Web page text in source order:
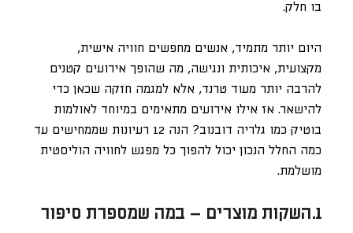
בו חלק.
היום יותר מתמיד, אנשים מחפשים חוויה אישית,
מקצועית, איכותית ונגישה, מה שהופך אירועים קטנים
להרבה יותר מעוד טרנד, אלא למגמה חזקה שכאן כדי
להישאר. אז אילו אירועים מתאימים במיוחד לאולמות
בוטיק כמו גלריה דובנוב? הנה 12 רעיונות שממחישים עד
כמה החלל הנכון יכול להפוך כל מפגש לחוויה הוליסטית
מושלמת.
1.השקות מוצרים – במה שמספרת סיפור